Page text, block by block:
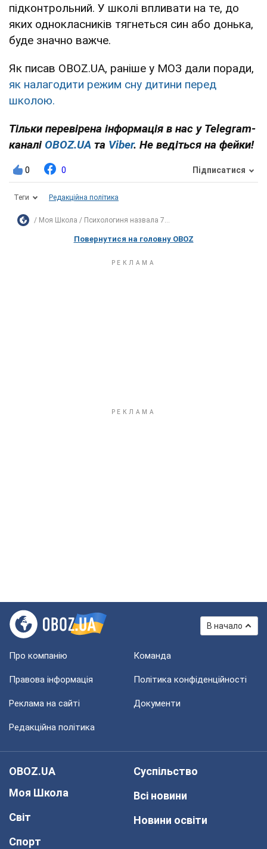
підконтрольний. У школі впливати на те, до
яких однокласників тягнеться син або донька,
буде значно важче.
Як писав OBOZ.UA, раніше у МОЗ дали поради,
як налагодити режим сну дитини перед
школою.
Тільки перевірена інформація в нас у Telegram-
каналі OBOZ.UA та Viber. Не ведіться на фейки!
0 0 Підписатися
Теги Редакційна політика
Моя Школа Психологиня назвала 7...
Повернутися на головну OBOZ
В начало
Про компанію Команда
Правова інформація Політика конфіденційності
Реклама на сайті Документи
Редакційна політика
OBOZ.UA
Моя Школа
Світ
Спорт
Суспільство
Всі новини
Новини освіти